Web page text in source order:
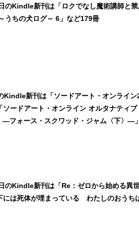
のKindle新刊は「ロクでなし魔術講師と
うちの犬ログ～ 6」など179冊
Kindle新刊は「ソードアート・オンライ
ソードアート・オンライン オルタナティ
フォース・スクワッド・ジャム〈下〉―
のKindle新刊は「Re：ゼロから始める異
には死体が埋まっている わたしのおうち